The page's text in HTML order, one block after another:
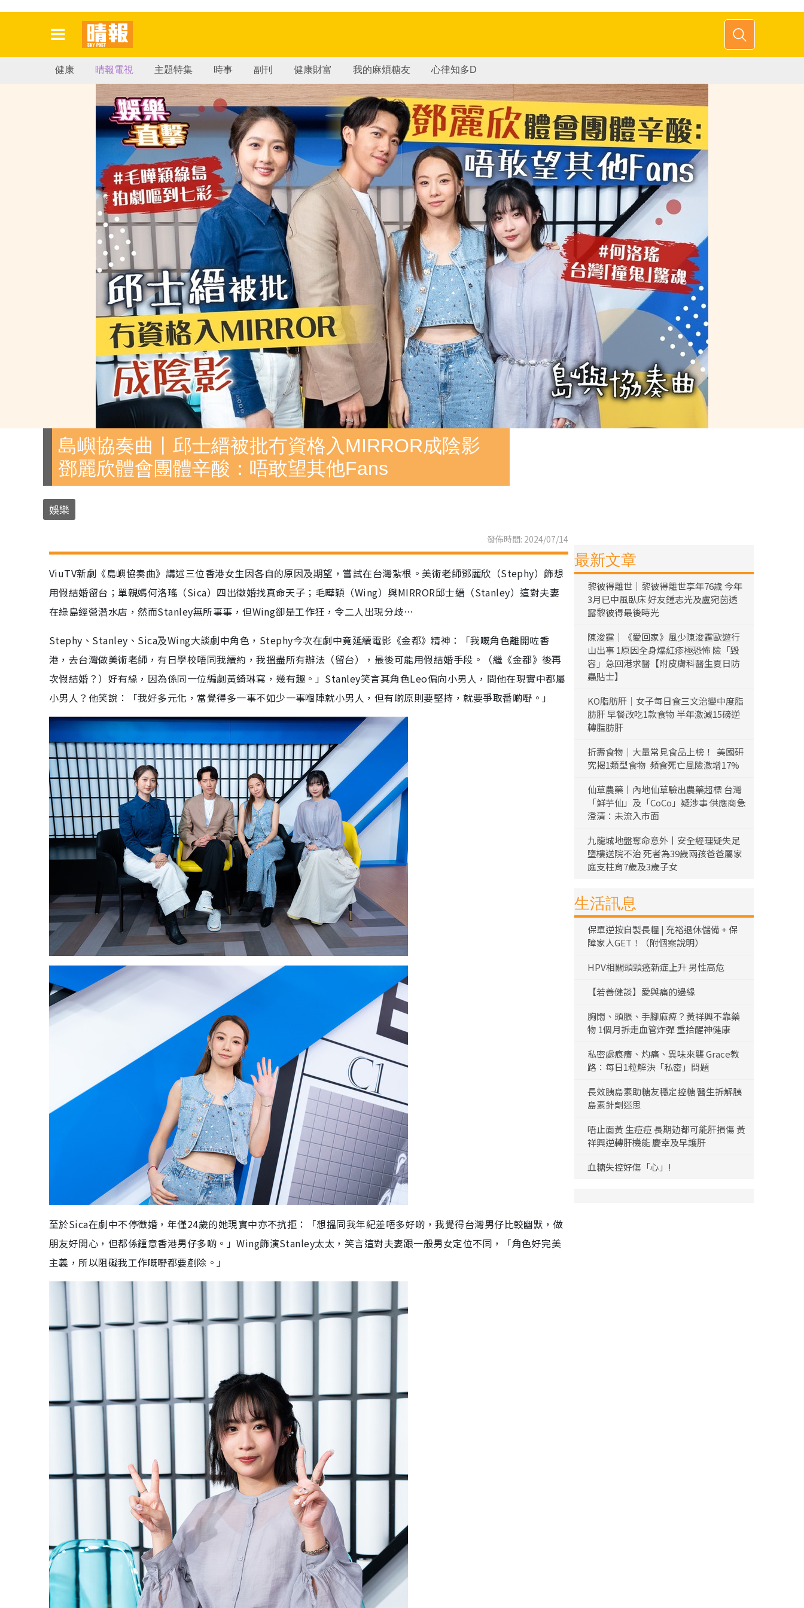
健康 晴報電視 主題特集 時事 副刊 健康財富 我的麻煩糖友 心律知多D
島嶼協奏曲丨邱士縉被批冇資格入MIRROR成陰影
鄧麗欣體會團體辛酸：唔敢望其他Fans
娛樂
發佈時間: 2024/07/14
ViuTV新劇《島嶼協奏曲》講述三位香港女生因各自的原因及期望，嘗試在台灣紮根。美術老師鄧麗欣（Stephy）飾想
用假結婚留台；單親媽何洛瑤（Sica）四出徵婚找真命天子；毛曄穎（Wing）與MIRROR邱士縉（Stanley）這對夫妻
在綠島經營潛水店，然而Stanley無所事事，但Wing卻是工作狂，令二人出現分歧…
Stephy、Stanley、Sica及Wing大談劇中角色，Stephy今次在劇中竟延續電影《金都》精神：「我嘅角色離開咗香
港，去台灣做美術老師，有日學校唔同我續約，我搵盡所有辦法（留台），最後可能用假結婚手段。（繼《金都》後再
次假結婚？）好有緣，因為係同一位編劇黃綺琳寫，幾有趣。」Stanley笑言其角色Leo偏向小男人，問他在現實中都屬
小男人？他笑說：「我好多元化，當覺得多一事不如少一事嗰陣就小男人，但有啲原則要堅持，就要爭取番啲嘢。」
至於Sica在劇中不停徵婚，年僅24歲的她現實中亦不抗拒：「想搵同我年紀差唔多好啲，我覺得台灣男仔比較幽默，做
朋友好開心，但都係鍾意香港男仔多啲。」Wing飾演Stanley太太，笑言這對夫妻跟一般男女定位不同，「角色好完美
主義，所以阻礙我工作嘅嘢都要剷除。」
最新文章
黎彼得離世｜黎彼得離世享年76歲 今年
3月已中風臥床 好友鍾志光及盧宛茵透
露黎彼得最後時光
陳浚霆｜《愛回家》風少陳浚霆歐遊行
山出事 1原因全身爆紅疹極恐怖 險「毀
容」急回港求醫【附皮膚科醫生夏日防
蟲貼士】
KO脂肪肝｜女子每日食三文治變中度脂
肪肝 早餐改吃1款食物 半年激減15磅逆
轉脂肪肝
折壽食物｜大量常見食品上榜！ 美國研
究揭1類型食物 頻食死亡風險激增17%
仙草農藥丨內地仙草驗出農藥超標 台灣
「鮮芋仙」及「CoCo」疑涉事 供應商急
澄清：未流入市面
九龍城地盤奪命意外丨安全經理疑失足
墮樓送院不治 死者為39歲兩孩爸爸屬家
庭支柱育7歲及3歲子女
生活訊息
保單逆按自製長糧 | 充裕退休儲備 + 保
障家人GET！（附個案說明）
HPV相關頭頸癌新症上升 男性高危
【若善健談】愛與痛的邊緣
胸悶、頭脹、手腳麻痺？黃祥興不靠藥
物 1個月拆走血管炸彈 重拾醒神健康
私密處痕癢、灼痛、異味來襲 Grace教
路：每日1粒解決「私密」問題
長效胰島素助糖友穩定控糖 醫生拆解胰
島素針劑迷思
唔止面黃 生痘痘 長期攰都可能肝損傷 黃
祥興逆轉肝機能 慶幸及早護肝
血糖失控好傷「心」!